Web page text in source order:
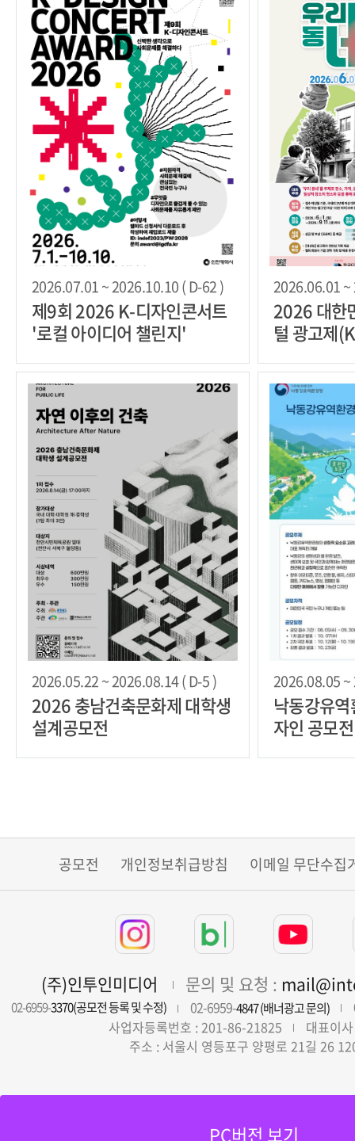
2026.07.01 ~ 2026.10.10 ( D-62 )
제9회 2026 K-디자인콘서트
'로컬 아이디어 챌린지'
2026.06.01 ~
2026 대한
털 광고제
2026.05.22 ~ 2026.08.14 ( D-5 )
2026 충남건축문화제 대학생
설계공모전
2026.08.05 ~
낙동강유
자인 공모전
공모전 개인정보취급방침 이메일 무단수집
(주)인투인미디어 문의 및 요청 :
02-6959-3370(공모전 등록 및 수정) 02-6959-4847 (배너광고 문의)
사업자등록번호 : 201-86-21825
대표이
주소 : 서울시 영등포구 양평로 21길 26
PC버전 보기